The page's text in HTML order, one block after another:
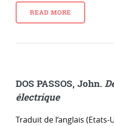
READ MORE
DOS PASSOS, John.
électrique
Traduit de l’anglais